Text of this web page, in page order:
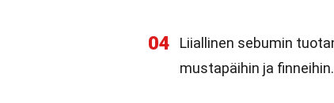
04
Liiallinen sebumin
mustapäihin ja finneihin.